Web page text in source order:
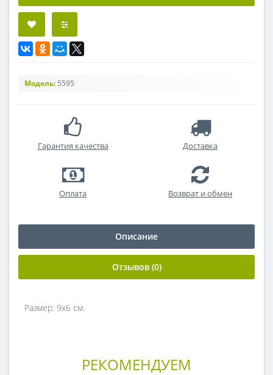
Модель: 5595
Гарантия качества Доставка
Оплата Возврат и обмен
Описание
Отзывов (0)
Размер: 9х6 см.
РЕКОМЕНДУЕМ